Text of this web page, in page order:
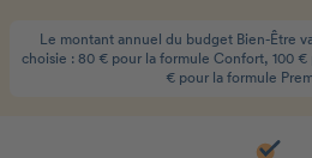
Le montant annuel du budget Bien-Être
choisie : 80 € pour la formule Confort, 100 €
€ pour la formule